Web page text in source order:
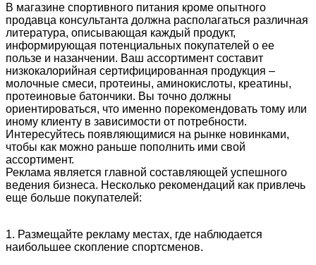
В магазине спортивного питания кроме опытного
продавца консультанта должна располагаться различная
литература, описывающая каждый продукт,
информирующая потенциальных покупателей о ее
пользе и назанчении. Ваш ассортимент составит
низкокалорийная сертифицированная продукция –
молочные смеси, протеины, аминокислоты, креатины,
протеиновые батончики. Вы точно должны
ориентироваться, что именно порекомендовать тому или
иному клиенту в зависимости от потребности.
Интересуйтесь появляющимися на рынке новинками,
чтобы как можно раньше пополнить ими свой
ассортимент.
Реклама является главной составляющей успешного
ведения бизнеса. Несколько рекомендаций как привлечь
еще больше покупателей:
1. Размещайте рекламу местах, где наблюдается
наибольшее скопление спортсменов.